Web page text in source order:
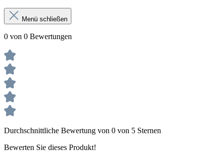
Menü schließen
0 von 0 Bewertungen
Durchschnittliche Bewertung von 0 von 5 Sternen
Bewerten Sie dieses Produkt!